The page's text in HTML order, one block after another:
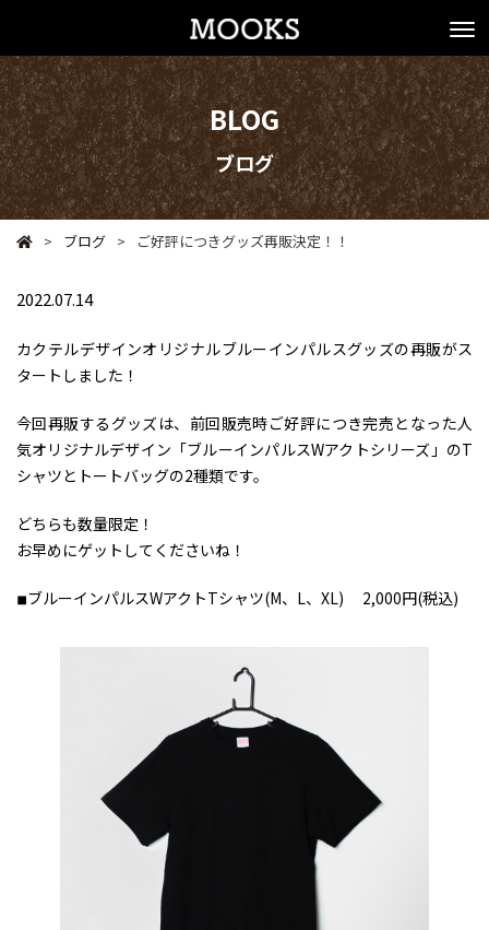
BLOG
ブログ
> ブログ > ご好評につきグッズ再販決定！！
2022.07.14
カクテルデザインオリジナルブルーインパルスグッズの再販がス
タートしました！
今回再販するグッズは、前回販売時ご好評につき完売となった人
気オリジナルデザイン「ブルーインパルスWアクトシリーズ」のT
シャツとトートバッグの2種類です。
どちらも数量限定！
お早めにゲットしてくださいね！
◾︎ブルーインパルスWアクトTシャツ(M、L、XL) 2,000円(税込)